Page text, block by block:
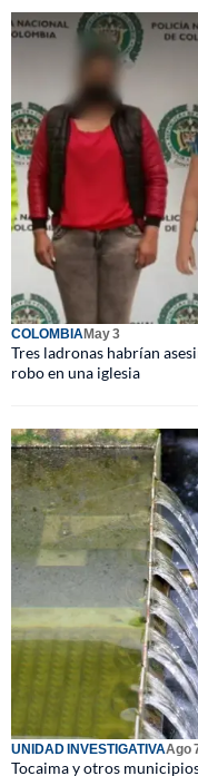
COLOMBIAMay 3
Tres ladronas habrían
robo en una iglesia
UNIDAD INVESTIGATIVAAgo
Tocaima y otros